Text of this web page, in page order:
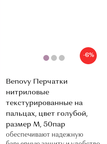
-6%
Benovy Перчатки
нитриловые
текстурированные на
пальцах, цвет голубой,
размер М, 50пар
обеспечивают надежную